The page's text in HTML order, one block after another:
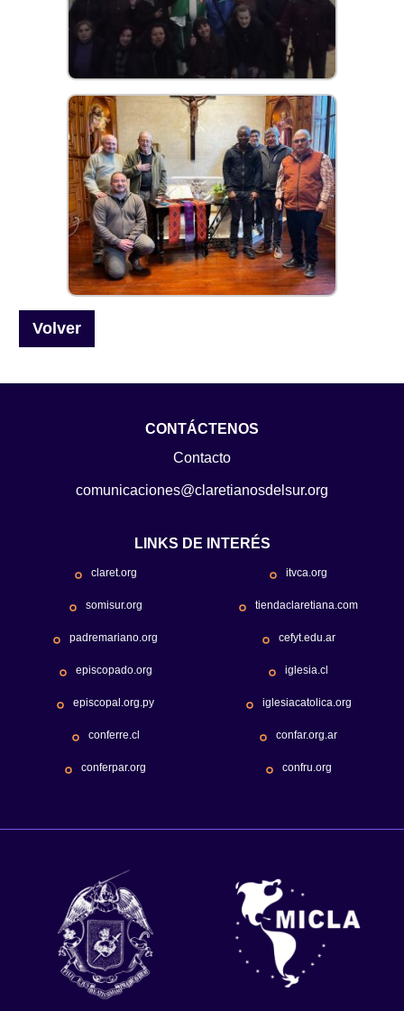
Volver
CONTÁCTENOS
Contacto
comunicaciones@claretianosdelsur.org
LINKS DE INTERÉS
claret.org itvca.org
somisur.org tiendaclaretiana.com
padremariano.org cefyt.edu.ar
episcopado.org iglesia.cl
episcopal.org.py iglesiacatolica.org
conferre.cl confar.org.ar
conferpar.org confru.org